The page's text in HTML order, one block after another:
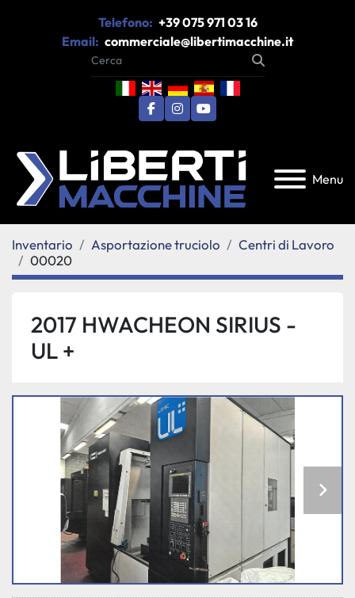
Telefono: +39 075 971 03 16
Email: commerciale@libertimacchine.it
facebook
instagram
youtube
Menu
Inventario Asportazione truciolo
Centri di Lavoro
00020
2017 HWACHEON SIRIUS -
UL +